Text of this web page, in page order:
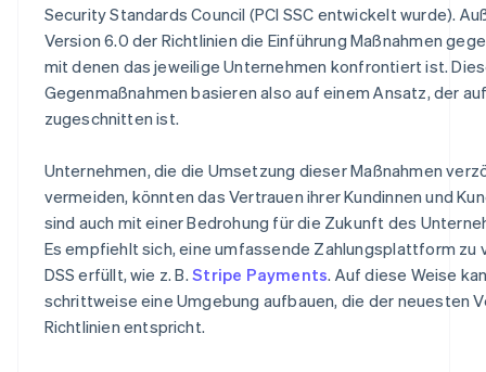
Security Standards Council (PCI SSC entwickelt wurde).
Version 6.0 der Richtlinien die Einführung Maßnahmen
mit denen das jeweilige Unternehmen konfrontiert ist.
Gegenmaßnahmen basieren also auf einem Ansatz, der
zugeschnitten ist.
Unternehmen, die die Umsetzung dieser Maßnahmen
vermeiden, könnten das Vertrauen ihrer Kundinnen und
sind auch mit einer Bedrohung für die Zukunft des
Es empfiehlt sich, eine umfassende Zahlungsplattform zu
DSS erfüllt, wie z. B.Stripe Payments. Auf diese Weise
schrittweise eine Umgebung aufbauen, die der neuesten
Richtlinien entspricht.
Australien